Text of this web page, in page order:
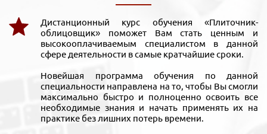
Дистанционный курс обучения «Плиточник-
облицовщик» поможет Вам стать ценным и
высокооплачиваемым специалистом в данной
сфере деятельности в самые кратчайшие сроки.
Новейшая программа обучения по данной
специальности направлена на то, чтобы Вы смогли
максимально быстро и полноценно освоить все
необходимые знания и начать применять их на
практике без лишних потерь времени.